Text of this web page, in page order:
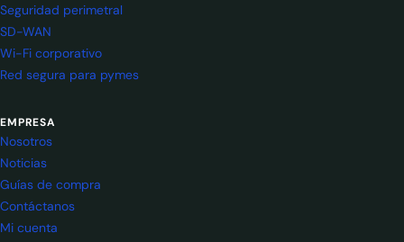
Seguridad perimetral
SD-WAN
Wi-Fi corporativo
Red segura para pymes
EMPRESA
Nosotros
Noticias
Guías de compra
Contáctanos
Mi cuenta